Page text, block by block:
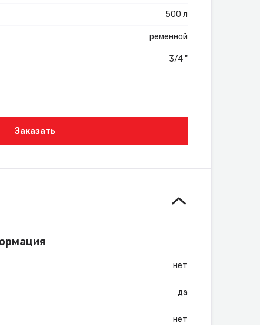
500 л
ременной
3/4 "
Заказать
нет
да
нет